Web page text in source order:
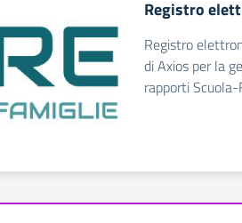
Registro
Registro
di Axios per la
rapporti Scuola-